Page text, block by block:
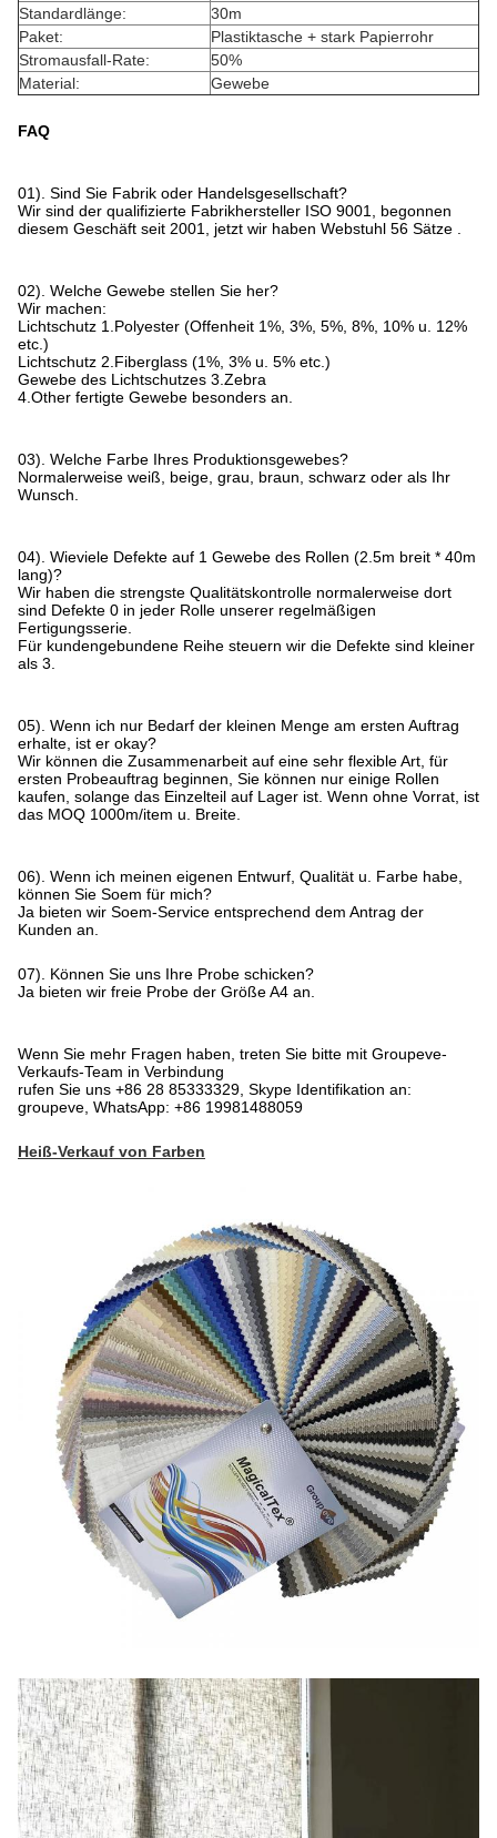
Standardlänge:
30m
Paket:
Plastiktasche + stark Papierrohr
Stromausfall-Rate:
50%
Material:
Gewebe
FAQ
01). Sind Sie Fabrik oder Handelsgesellschaft?
Wir sind der qualifizierte Fabrikhersteller ISO 9001, begonnen
diesem Geschäft seit 2001, jetzt wir haben Webstuhl 56 Sätze .
02). Welche Gewebe stellen Sie her?
Wir machen:
Lichtschutz 1.Polyester (Offenheit 1%, 3%, 5%, 8%, 10% u. 12%
etc.)
Lichtschutz 2.Fiberglass (1%, 3% u. 5% etc.)
Gewebe des Lichtschutzes 3.Zebra
4.Other fertigte Gewebe besonders an.
03). Welche Farbe Ihres Produktionsgewebes?
Normalerweise weiß, beige, grau, braun, schwarz oder als Ihr
Wunsch.
04). Wieviele Defekte auf 1 Gewebe des Rollen (2.5m breit * 40m
lang)?
Wir haben die strengste Qualitätskontrolle normalerweise dort
sind Defekte 0 in jeder Rolle unserer regelmäßigen
Fertigungsserie.
Für kundengebundene Reihe steuern wir die Defekte sind kleiner
als 3.
05). Wenn ich nur Bedarf der kleinen Menge am ersten Auftrag
erhalte, ist er okay?
Wir können die Zusammenarbeit auf eine sehr flexible Art, für
ersten Probeauftrag beginnen, Sie können nur einige Rollen
kaufen, solange das Einzelteil auf Lager ist. Wenn ohne Vorrat, ist
das MOQ 1000m/item u. Breite.
06). Wenn ich meinen eigenen Entwurf, Qualität u. Farbe habe,
können Sie Soem für mich?
Ja bieten wir Soem-Service entsprechend dem Antrag der
Kunden an.
07). Können Sie uns Ihre Probe schicken?
Ja bieten wir freie Probe der Größe A4 an.
Wenn Sie mehr Fragen haben, treten Sie bitte mit Groupeve-
Verkaufs-Team in Verbindung
rufen Sie uns +86 28 85333329, Skype Identifikation an:
groupeve, WhatsApp: +86 19981488059
Heiß-Verkauf von Farben